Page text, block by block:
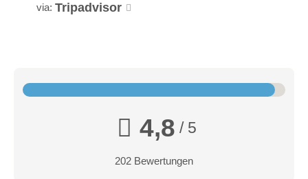
via: Tripadvisor
4,8 / 5
202 Bewertungen